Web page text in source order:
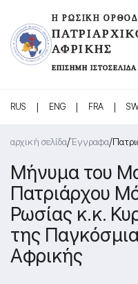
Η ΡΩΣΙΚΉ
ΑΦΡΙΚΉΣ
ΕΠΊΣΗΜΗ ΙΣΤΟΣΕΛΊΔΑ
RUS | ENG | FRA |
αρχική σελίδα/Έγγραφα/
Μήνυμα του
Πατριάρχου
Ρωσίας κ.κ.
της
Αφρικής